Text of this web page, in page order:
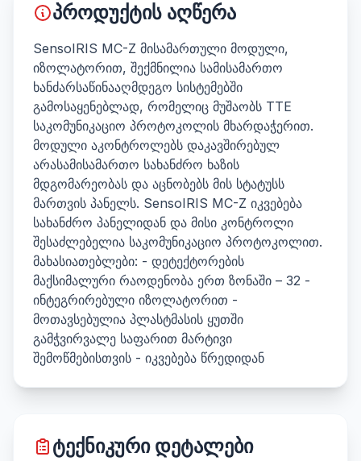
პროდუქტის აღწერა
SensoIRIS MC-Z მისამართული მოდული,
იზოლატორით, შექმნილია სამისამართო
ხანძარსაწინააღმდეგო სისტემებში
გამოსაყენებლად, რომელიც მუშაობს TTE
საკომუნიკაციო პროტოკოლის მხარდაჭერით.
მოდული აკონტროლებს დაკავშირებულ
არასამისამართო სახანძრო ხაზის
მდგომარეობას და აცნობებს მის სტატუსს
მართვის პანელს. SensoIRIS MC-Z იკვებება
სახანძრო პანელიდან და მისი კონტროლი
შესაძლებელია საკომუნიკაციო პროტოკოლით.
მახასიათებლები: - დეტექტორების
მაქსიმალური რაოდენობა ერთ ზონაში – 32 -
ინტეგრირებული იზოლატორით -
მოთავსებულია პლასტმასის ყუთში
გამჭვირვალე საფარით მარტივი
შემოწმებისთვის - იკვებება წრედიდან
ტექნიკური დეტალები